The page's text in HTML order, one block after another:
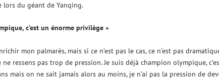
lors du géant de Yanqing.
c’est un énorme privilège »
mon palmarès, mais si ce n’est pas le cas, ce n’est pas
ressens pas trop de pression. Je suis déjà champion olympique,
mais on ne sait jamais alors au moins, je n’ai pas la pression de